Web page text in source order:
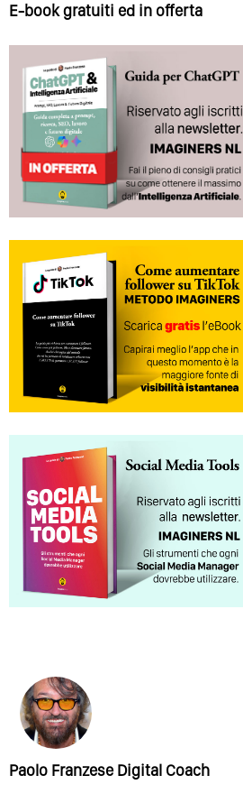
E-book gratuiti ed in offerta
Paolo Franzese Digital Coach